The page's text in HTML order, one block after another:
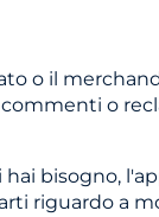
o il
o
bisogno,
riguardo a